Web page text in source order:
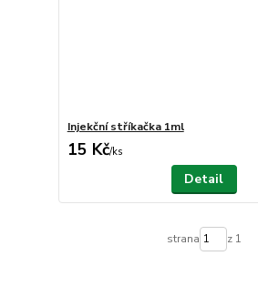
Injekční stříkačka 1ml
15 Kč/ks
Detail
strana z 1